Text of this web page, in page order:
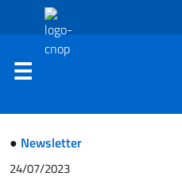
● Newsletter
24/07/2023